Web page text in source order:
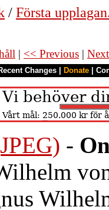
/ Första
| << Previous |
Changes Donate
-